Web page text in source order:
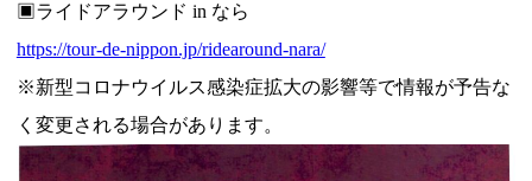
▣ライドアラウンド in なら
https://tour-de-nippon.jp/ridearound-nara/
※新型コロナウイルス感染症拡大の影響等で情報が予告な
く変更される場合があります。